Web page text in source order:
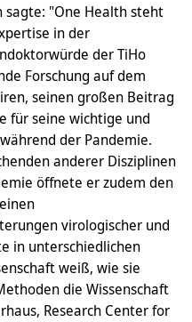
sagte: "One Health steht
in der
der TiHo
Forschung auf dem
seinen großen Beitrag
für seine wichtige und
der Pandemie.
anderer Disziplinen
öffnete er zudem den
virologischer und
in unterschiedlichen
weiß, wie sie
die Wissenschaft
Research Center for